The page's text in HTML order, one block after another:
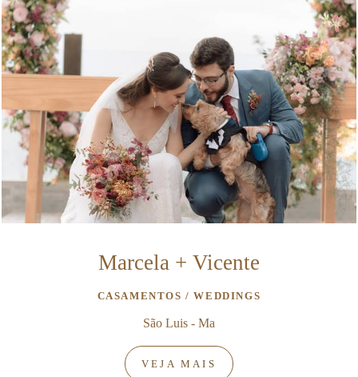
Marcela + Vicente
CASAMENTOS / WEDDINGS
São Luis - Ma
VEJA MAIS